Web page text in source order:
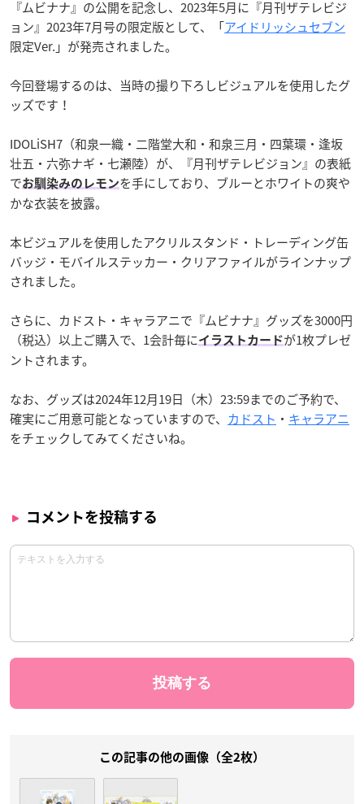
『ムビナナ』の公開を記念し、2023年5月に『月刊ザテレビジ
ョン』2023年7月号の限定版として、「アイドリッシュセブン
限定Ver.」が発売されました。
今回登場するのは、当時の撮り下ろしビジュアルを使用したグ
ッズです！
IDOLiSH7（和泉一織・二階堂大和・和泉三月・四葉環・逢坂
壮五・六弥ナギ・七瀬陸）が、『月刊ザテレビジョン』の表紙
でお馴染みのレモンを手にしており、ブルーとホワイトの爽や
かな衣装を披露。
本ビジュアルを使用したアクリルスタンド・トレーディング缶
バッジ・モバイルステッカー・クリアファイルがラインナップ
されました。
さらに、カドスト・キャラアニで『ムビナナ』グッズを3000円
（税込）以上ご購入で、1会計毎にイラストカードが1枚プレゼ
ントされます。
なお、グッズは2024年12月19日（木）23:59までのご予約で、
確実にご用意可能となっていますので、 カドスト ・ キャラアニ
をチェックしてみてくださいね。
コメントを投稿する
この記事の他の画像（全2枚）